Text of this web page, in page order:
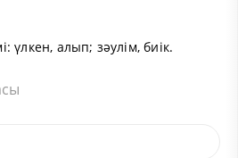
үлкен, алып; зәулім, биік.